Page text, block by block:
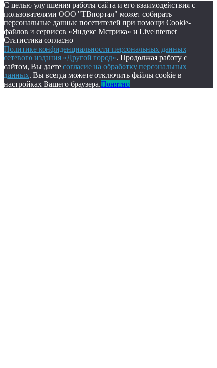
С целью улучшения работы сайта и его взаимодействия с
пользователями ООО "ТВпортал" может собирать
персональные данные посетителей при помощи Cookie-
файлов и сервисов «Яндекс Метрика» и LiveInternet
Статистика согласно
Политике конфиденциальности персональных данных
сетевого издания «Другой город». Продолжая работу с
сайтом, Вы даете согласие на обработку персональных
данных. Вы всегда можете отключить файлы cookie в
настройках Вашего браузера.Понятно